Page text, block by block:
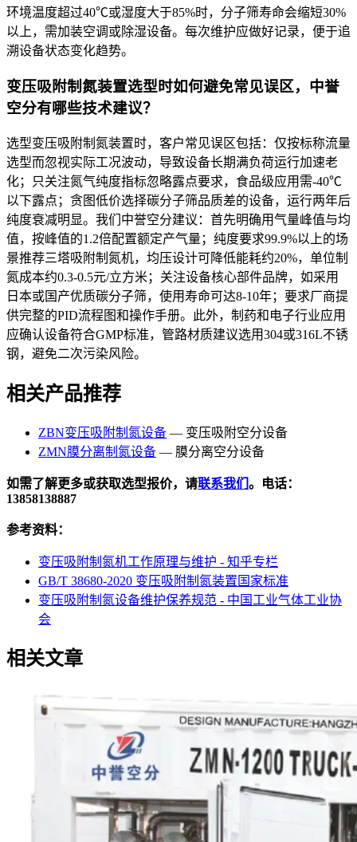
环境温度超过40℃或湿度大于85%时，分子筛寿命会缩短30%
以上，需加装空调或除湿设备。每次维护应做好记录，便于追
溯设备状态变化趋势。
变压吸附制氮装置选型时如何避免常见误区，中誉
空分有哪些技术建议？
选型变压吸附制氮装置时，客户常见误区包括：仅按标称流量
选型而忽视实际工况波动，导致设备长期满负荷运行加速老
化；只关注氮气纯度指标忽略露点要求，食品级应用需-40℃
以下露点；贪图低价选择碳分子筛品质差的设备，运行两年后
纯度衰减明显。我们中誉空分建议：首先明确用气量峰值与均
值，按峰值的1.2倍配置额定产气量；纯度要求99.9%以上的场
景推荐三塔吸附制氮机，均压设计可降低能耗约20%，单位制
氮成本约0.3-0.5元/立方米；关注设备核心部件品牌，如采用
日本或国产优质碳分子筛，使用寿命可达8-10年；要求厂商提
供完整的PID流程图和操作手册。此外，制药和电子行业应用
应确认设备符合GMP标准，管路材质建议选用304或316L不锈
钢，避免二次污染风险。
相关产品推荐
ZBN变压吸附制氮设备 — 变压吸附空分设备
ZMN膜分离制氮设备 — 膜分离空分设备
如需了解更多或获取选型报价，请联系我们 。电话：
13858138887
参考资料：
变压吸附制氮机工作原理与维护 - 知乎专栏
GB/T 38680-2020 变压吸附制氮装置国家标准
变压吸附制氮设备维护保养规范 - 中国工业气体工业协
会
相关文章